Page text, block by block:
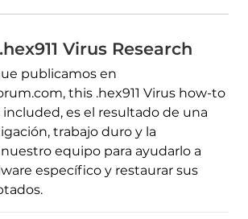
Virus Research
publicamos en
this .hex911 Virus how-to
included, es el resultado de una
trabajo duro y la
equipo para ayudarlo a
específico y restaurar sus